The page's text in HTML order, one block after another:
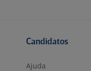
Candidatos
Ajuda